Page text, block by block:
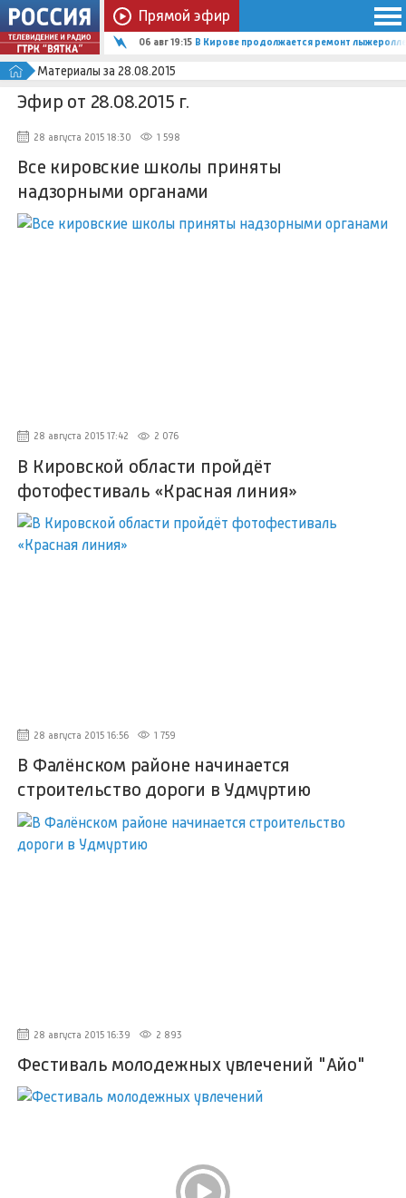
Прямой эфир
06 авг 19:15 В Кирове продолжается ремонт
Материалы за 28.08.2015
Эфир от 28.08.2015 г.
28 августа 2015 18:30 1 598
Все кировские школы приняты
надзорными органами
28 августа 2015 17:42 2 076
В Кировской области пройдёт
фотофестиваль «Красная линия»
28 августа 2015 16:56 1 759
В Фалёнском районе начинается
строительство дороги в Удмуртию
28 августа 2015 16:39 2 893
Фестиваль молодежных увлечений "Айо"